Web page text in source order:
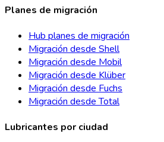
Planes de migración
Hub planes de migración
Migración desde Shell
Migración desde Mobil
Migración desde Klüber
Migración desde Fuchs
Migración desde Total
Lubricantes por ciudad